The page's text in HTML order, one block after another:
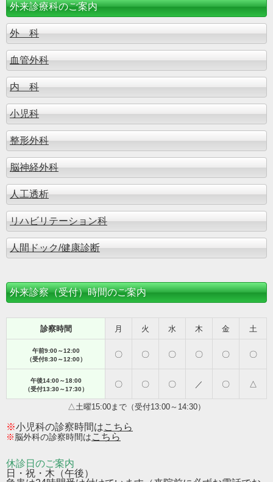
外来診療科のご案内
外 科
血管外科
内 科
小児科
整形外科
脳神経外科
人工透析
リハビリテーション科
人間ドック/健康診断
外来診察（受付）時間のご案内
△土曜15:00まで（受付13:00～14:30）
診察時間 月 火 水 木 金 土
午前9:00～12:00
（受付8:30～12:00）
〇 〇 〇 〇 〇 〇
午後14:00～18:00
（受付13:30～17:30）
〇 〇 〇 ／ 〇 △
※小児科の診察時間はこちら
※ 脳外科の診察時間はこちら
休診日のご案内
日・祝・木（午後）